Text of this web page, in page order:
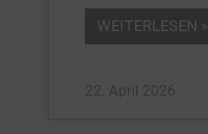
WEITERLESEN »
22. April 2026